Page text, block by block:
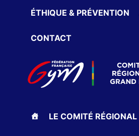
contenu
ÉTHIQUE & PRÉVENTION
CONTACT
LE COMITÉ RÉGIONAL